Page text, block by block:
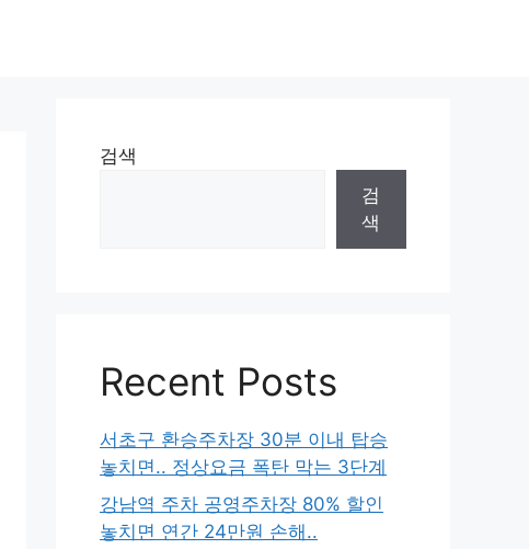
검색
검
색
Recent Posts
서초구 환승주차장 30분 이내 탑승
놓치면.. 정상요금 폭탄 막는 3단계
강남역 주차 공영주차장 80% 할인
놓치면 연간 24만원 손해..